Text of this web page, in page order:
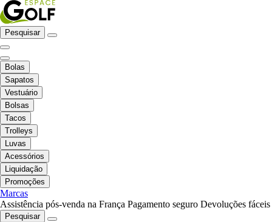
Pesquisar
Bolas
Sapatos
Vestuário
Bolsas
Tacos
Trolleys
Luvas
Acessórios
Liquidação
Promoções
Marcas
Assistência pós-venda na França Pagamento seguro Devoluções fáceis
Pesquisar